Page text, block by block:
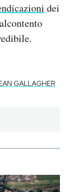
dei
GALLAGHER